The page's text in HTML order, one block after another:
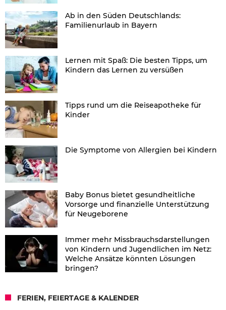
Ab in den Süden Deutschlands:
Familienurlaub in Bayern
Lernen mit Spaß: Die besten Tipps, um
Kindern das Lernen zu versüßen
Tipps rund um die Reiseapotheke für
Kinder
Die Symptome von Allergien bei Kindern
Baby Bonus bietet gesundheitliche
Vorsorge und finanzielle Unterstützung
für Neugeborene
Immer mehr Missbrauchsdarstellungen
von Kindern und Jugendlichen im Netz:
Welche Ansätze könnten Lösungen
bringen?
FERIEN, FEIERTAGE & KALENDER